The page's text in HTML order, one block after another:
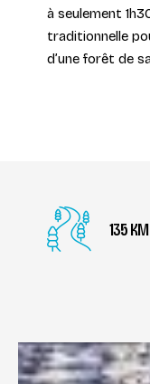
à seulement
traditionnelle
d’une forêt de
135